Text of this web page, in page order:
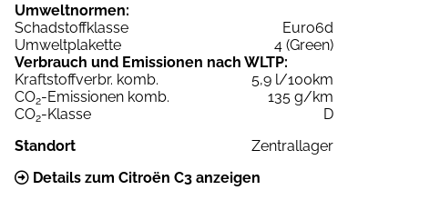
Umweltnormen:
Schadstoffklasse
Euro6d
Umweltplakette
4 (Green)
Verbrauch und Emissionen nach WLTP:
Kraftstoffverbr. komb.
5,9 l/100km
CO2-Emissionen komb.
135 g/km
CO2-Klasse
D
Standort
Zentrallager
Details zum Citroën C3 anzeigen